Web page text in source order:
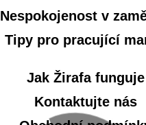
Nespokojenost v
Tipy pro pracující
Jak Žirafa funguje
Kontaktujte nás